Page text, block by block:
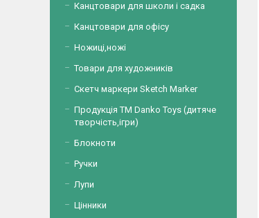
Канцтовари для школи і садка
Канцтовари для офісу
Ножиці,ножі
Товари для художників
Скетч маркери Sketch Marker
Продукція ТМ Danko Toys (дитяче
творчість,ігри)
Блокноти
Ручки
Лупи
Цінники